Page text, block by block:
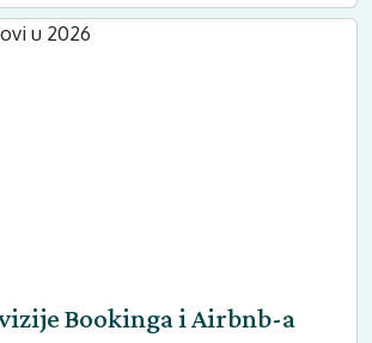
Bookinga i Airbnb-a